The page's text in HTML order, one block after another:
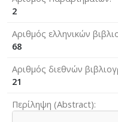
2
Αριθμός ελληνικών
68
Αριθμός διεθνών
21
Περίληψη (Abstract)